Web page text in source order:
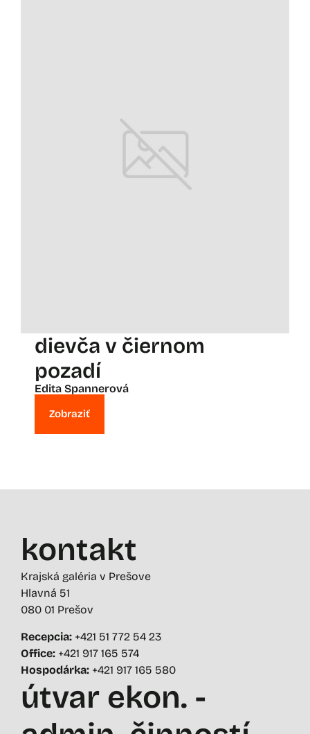
dievča v čiernom
pozadí
Edita Spannerová
Zobraziť
kontakt
Krajská galéria v Prešove
Hlavná 51
080 01 Prešov
Recepcia: +421 51 772 54 23
Office: +421 917 165 574
Hospodárka: +421 917 165 580
útvar ekon. -